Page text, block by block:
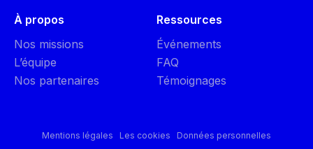
À propos
Nos missions
L’équipe
Nos partenaires
Ressources
Événements
FAQ
Témoignages
Mentions légales Les cookies Données personnelles